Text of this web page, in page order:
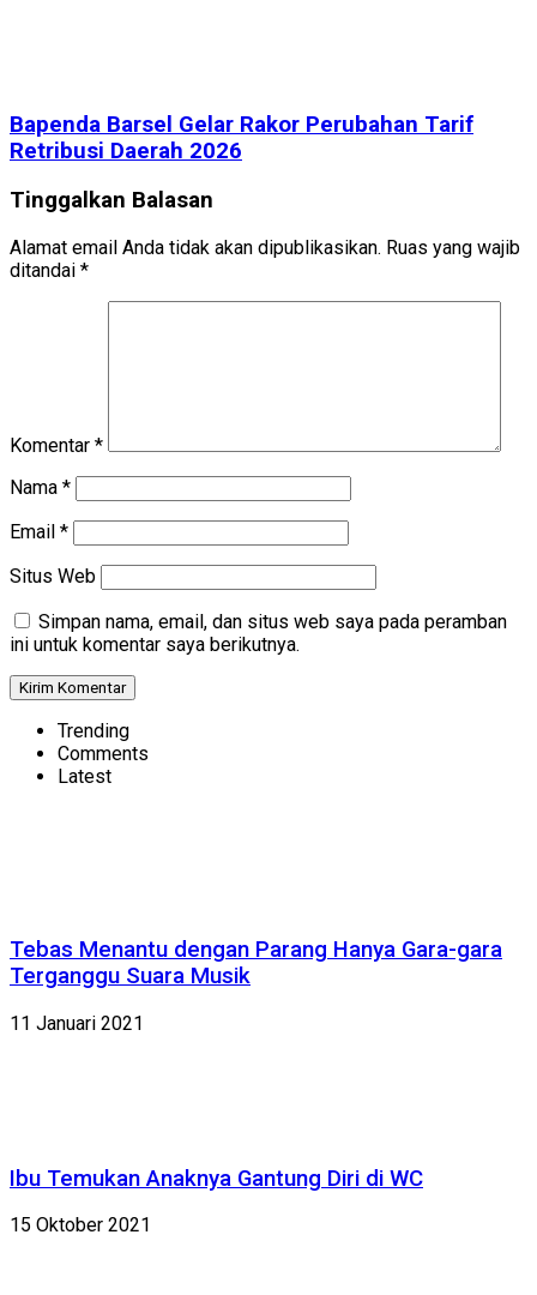
Bapenda Barsel Gelar Rakor Perubahan Tarif
Retribusi Daerah 2026
Tinggalkan Balasan
Alamat email Anda tidak akan dipublikasikan. Ruas yang wajib
ditandai *
Komentar *
Nama *
Email *
Situs Web
Simpan nama, email, dan situs web saya pada peramban
ini untuk komentar saya berikutnya.
Trending
Comments
Latest
Tebas Menantu dengan Parang Hanya Gara-gara
Terganggu Suara Musik
11 Januari 2021
Ibu Temukan Anaknya Gantung Diri di WC
15 Oktober 2021